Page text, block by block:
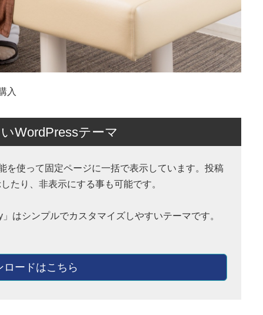
入
WordPressテーマ
を使って固定ページに一括で表示しています。投稿
たり、非表示にする事も可能です。
はシンプルでカスタマイズしやすいテーマです。
ロードはこちら